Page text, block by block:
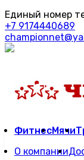
Единый номер
+7 9174440689
ФитнесМячи
О компании